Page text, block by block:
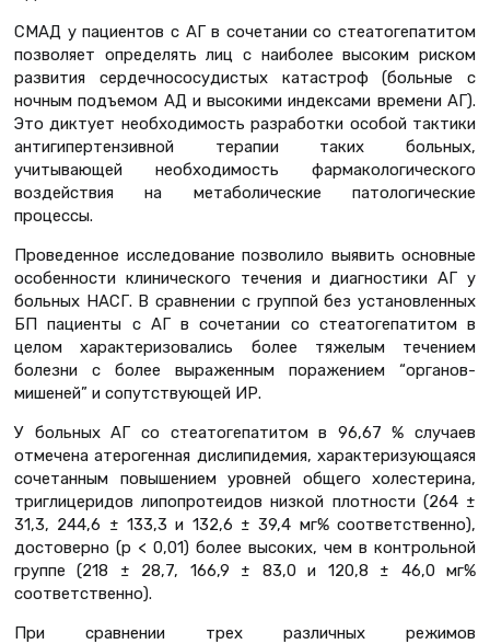
СМАД у пациентов с АГ в сочетании со стеатогепатитом
позволяет определять лиц с наиболее высоким риском
развития сердечнососудистых катастроф (больные с
ночным подъемом АД и высокими индексами времени АГ).
Это диктует необходимость разработки особой тактики
антигипертензивной терапии таких больных,
учитывающей необходимость фармакологического
воздействия на метаболические патологические
процессы.
Проведенное исследование позволило выявить основные
особенности клинического течения и диагностики АГ у
больных НАСГ. В сравнении с группой без установленных
БП пациенты с АГ в сочетании со стеатогепатитом в
целом характеризовались более тяжелым течением
болезни с более выраженным поражением “органов-
мишеней” и сопутствующей ИР.
У больных АГ со стеатогепатитом в 96,67 % случаев
отмечена атерогенная дислипидемия, характеризующаяся
сочетанным повышением уровней общего холестерина,
триглицеридов липопротеидов низкой плотности (264 ±
31,3, 244,6 ± 133,3 и 132,6 ± 39,4 мг% соответственно),
достоверно (p < 0,01) более высоких, чем в контрольной
группе (218 ± 28,7, 166,9 ± 83,0 и 120,8 ± 46,0 мг%
соответственно).
При сравнении трех различных режимов